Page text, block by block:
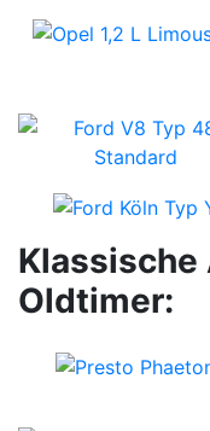
Oldtimer: